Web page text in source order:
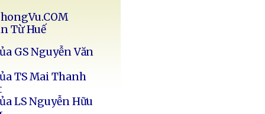
Từ Huế
GS Nguyễn Văn
TS Mai Thanh
LS Nguyễn Hữu